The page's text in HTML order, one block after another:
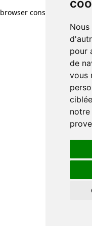
pour
de
vous
browser console for more